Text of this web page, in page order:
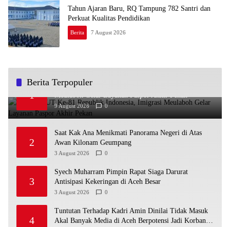
Tahun Ajaran Baru, RQ Tampung 782 Santri dan
Perkuat Kualitas Pendidikan
Berita 7 August 2026
Berita Terpopuler
1
Sambut HUT Ke-81 Republik Indonesia, Imigrasi
Meulaboh Gelar Layanan Paspor Akhir Pekan
9 August 2026 0
2
Saat Kak Ana Menikmati Panorama Negeri di Atas
Awan Kilonam Geumpang
3 August 2026 0
3
Syech Muharram Pimpin Rapat Siaga Darurat
Antisipasi Kekeringan di Aceh Besar
3 August 2026 0
4
Tuntutan Terhadap Kadri Amin Dinilai Tidak Masuk
Akal Banyak Media di Aceh Berpotensi Jadi Korban